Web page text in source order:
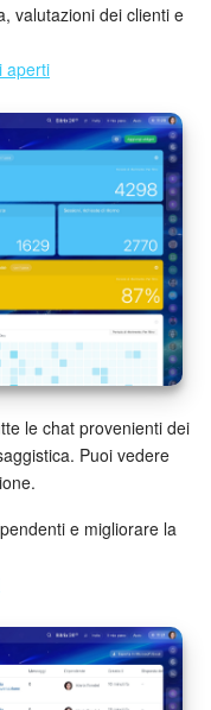
valutazioni dei clienti e
aperti
le chat provenienti dei
Puoi vedere
e migliorare la